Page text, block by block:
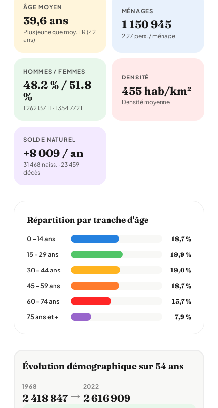
ÂGE MOYEN
39,6 ans
Plus jeune que moy. FR (42
ans)
MÉNAGES
1 150 945
2,27 pers. / ménage
HOMMES / FEMMES
48.2 % / 51.8
%
1 262 137 H · 1 354 772 F
DENSITÉ
455 hab/km²
Densité moyenne
SOLDE NATUREL
+8 009 / an
31 468 naiss. · 23 459
décès
Répartition par tranche d'âge
0 – 14 ans 18,7 %
15 – 29 ans 19,9 %
30 – 44 ans 19,0 %
45 – 59 ans 18,7 %
60 – 74 ans 15,7 %
75 ans et + 7,9 %
Évolution démographique sur 54 ans
1968
2 418 847→ 2022
2 616 909